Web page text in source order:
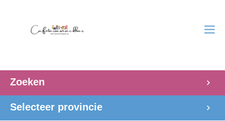
Zoeken
Selecteer provincie